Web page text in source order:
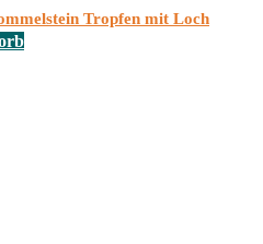
Tropfen mit Loch